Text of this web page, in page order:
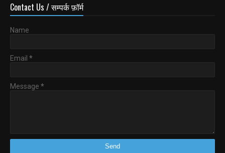
Contact Us / सम्पर्क फ़ॉर्म
Name
Email *
Message *